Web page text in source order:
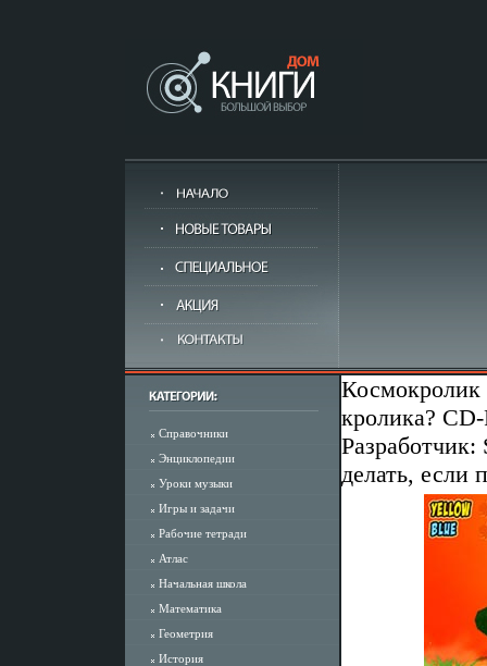
Справочники
Энциклопедии
Уроки музыки
Игры и задачи
Рабочие тетради
Атлас
Начальная школа
Математика
Геометрия
История
Космокролик
кролика?
делать, если